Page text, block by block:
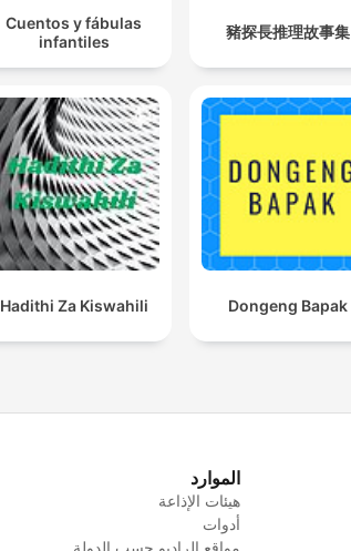
豬探長推理故事集
Cuentos y fábulas
infantiles
Dongeng Bapak
Hadithi Za Kiswahili
الموارد
هيئات الإذاعة
أدوات
مواقع الراديو حسب الدولة